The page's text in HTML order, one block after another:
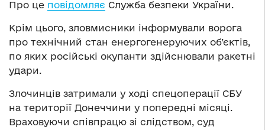
Про це повідомляє Служба безпеки України.
Крім цього, зловмисники інформували ворога
про технічний стан енергогенеруючих об’єктів,
по яких російські окупанти здійснювали ракетні
удари.
Злочинців затримали у ході спецоперації СБУ
на території Донеччини у попередні місяці.
Враховуючи співпрацю зі слідством, суд